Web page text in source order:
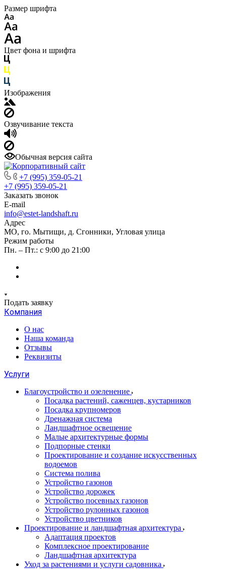
Размер шрифта
Цвет фона и шрифта
Изображения
Озвучивание текста
Обычная версия сайта
+7 (995) 359-05-21
+7 (995) 359-05-21
Заказать звонок
E-mail
info@estet-landshaft.ru
Адрес
МО, го. Мытищи, д. Сгонники, Угловая улица
Режим работы
Пн. – Пт.: с 9:00 до 21:00
Подать заявку
Компания
О нас
Наша команда
Отзывы
Реквизиты
Услуги
Благоустройство и озеленение
Посадка растений, саженцев, кустарников
Посадка крупномеров
Дренажная система
Ландшафтное освещение
Малые архитектурные формы
Подпорные стенки
Проектирование и создание искусственных
водоемов
Система полива
Устройство газонов
Устройство дорожек
Устройство посевных газонов
Устройство рулонных газонов
Устройство цветников
Проектирование и ландшафтная архитектура
Адаптация проектов
Комплексное проектирование
Ландшафтная архитектура
Уход за растениями и услуги садовника